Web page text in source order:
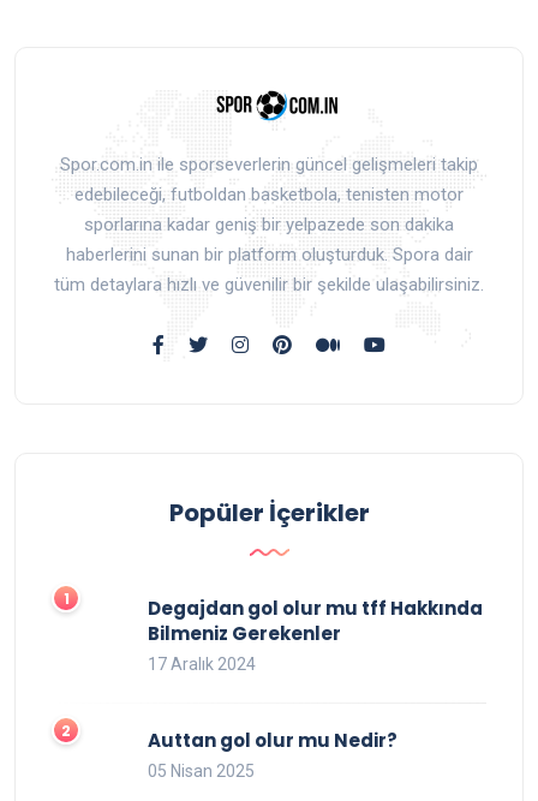
Spor.com.in ile sporseverlerin güncel gelişmeleri takip
edebileceği, futboldan basketbola, tenisten motor
sporlarına kadar geniş bir yelpazede son dakika
haberlerini sunan bir platform oluşturduk. Spora dair
tüm detaylara hızlı ve güvenilir bir şekilde ulaşabilirsiniz.
Popüler İçerikler
Degajdan gol olur mu tff Hakkında
Bilmeniz Gerekenler
17 Aralık 2024
Auttan gol olur mu Nedir?
05 Nisan 2025